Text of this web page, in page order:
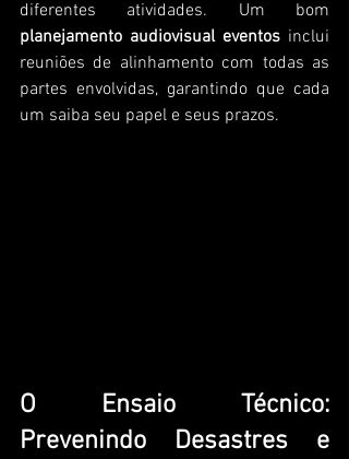
planejamento audiovisual eventos inclui
reuniões de alinhamento com todas as
partes envolvidas, garantindo que cada
um saiba seu papel e seus prazos.
O Ensaio Técnico:
Prevenindo Desastres e